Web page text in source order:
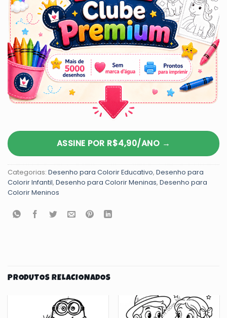
ASSINE POR R$4,90/ANO →
Categorias: Desenho para Colorir Educativo, Desenho para
Colorir Infantil, Desenho para Colorir Meninas, Desenho para
Colorir Meninos
PRODUTOS RELACIONADOS